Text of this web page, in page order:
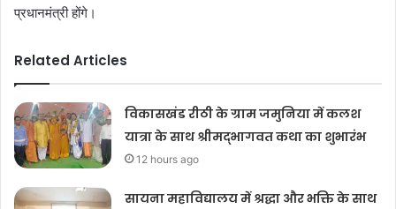
प्रधानमंत्री होंगे।
Related Articles
विकासखंड रीठी के ग्राम जमुनिया में कलश
यात्रा के साथ श्रीमद्भागवत कथा का शुभारंभ
12 hours ago
सायना महाविद्यालय में श्रद्धा और भक्ति के साथ